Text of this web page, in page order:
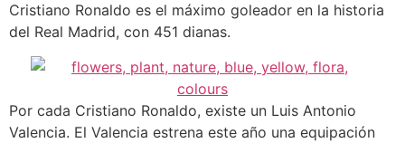
Cristiano Ronaldo es el máximo goleador en la historia
del Real Madrid, con 451 dianas.
Por cada Cristiano Ronaldo, existe un Luis Antonio
Valencia. El Valencia estrena este año una equipación